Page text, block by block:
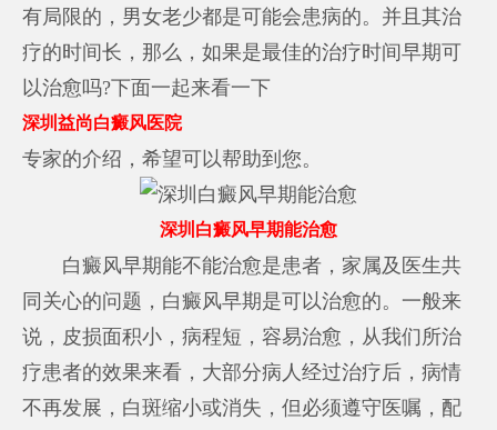
有局限的，男女老少都是可能会患病的。并且其治
疗的时间长，那么，如果是最佳的治疗时间早期可
以治愈吗?下面一起来看一下
深圳益尚白癜风医院
专家的介绍，希望可以帮助到您。
深圳白癜风早期能治愈
白癜风早期能不能治愈是患者，家属及医生共
同关心的问题，白癜风早期是可以治愈的。一般来
说，皮损面积小，病程短，容易治愈，从我们所治
疗患者的效果来看，大部分病人经过治疗后，病情
不再发展，白斑缩小或消失，但必须遵守医嘱，配